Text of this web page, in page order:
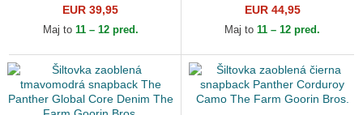
Panther The Farm Goorin
EUR 39,95
Maj to 11 – 12 pred.
Goorin Bros.EUR 44,95
Maj to 11 – 12 pred.